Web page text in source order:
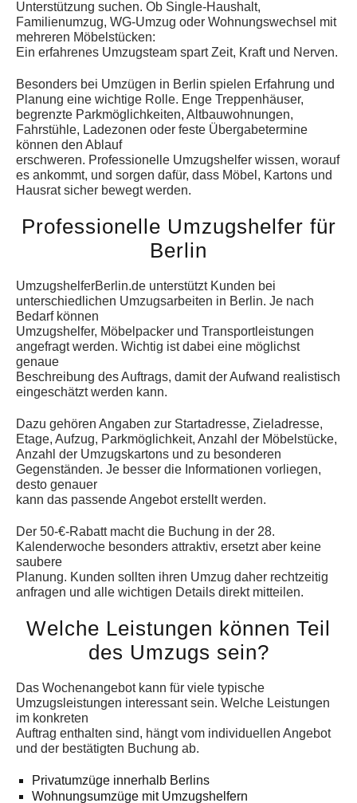
Unterstützung suchen. Ob Single-Haushalt,
Familienumzug, WG-Umzug oder Wohnungswechsel mit
mehreren Möbelstücken:
Ein erfahrenes Umzugsteam spart Zeit, Kraft und Nerven.
Besonders bei Umzügen in Berlin spielen Erfahrung und
Planung eine wichtige Rolle. Enge Treppenhäuser,
begrenzte Parkmöglichkeiten, Altbauwohnungen,
Fahrstühle, Ladezonen oder feste Übergabetermine
können den Ablauf
erschweren. Professionelle Umzugshelfer wissen, worauf
es ankommt, und sorgen dafür, dass Möbel, Kartons und
Hausrat sicher bewegt werden.
Professionelle Umzugshelfer für
Berlin
UmzugshelferBerlin.de unterstützt Kunden bei
unterschiedlichen Umzugsarbeiten in Berlin. Je nach
Bedarf können
Umzugshelfer, Möbelpacker und Transportleistungen
angefragt werden. Wichtig ist dabei eine möglichst
genaue
Beschreibung des Auftrags, damit der Aufwand realistisch
eingeschätzt werden kann.
Dazu gehören Angaben zur Startadresse, Zieladresse,
Etage, Aufzug, Parkmöglichkeit, Anzahl der Möbelstücke,
Anzahl der Umzugskartons und zu besonderen
Gegenständen. Je besser die Informationen vorliegen,
desto genauer
kann das passende Angebot erstellt werden.
Der 50-€-Rabatt macht die Buchung in der 28.
Kalenderwoche besonders attraktiv, ersetzt aber keine
saubere
Planung. Kunden sollten ihren Umzug daher rechtzeitig
anfragen und alle wichtigen Details direkt mitteilen.
Welche Leistungen können Teil
des Umzugs sein?
Das Wochenangebot kann für viele typische
Umzugsleistungen interessant sein. Welche Leistungen
im konkreten
Auftrag enthalten sind, hängt vom individuellen Angebot
und der bestätigten Buchung ab.
Privatumzüge innerhalb Berlins
Wohnungsumzüge mit Umzugshelfern